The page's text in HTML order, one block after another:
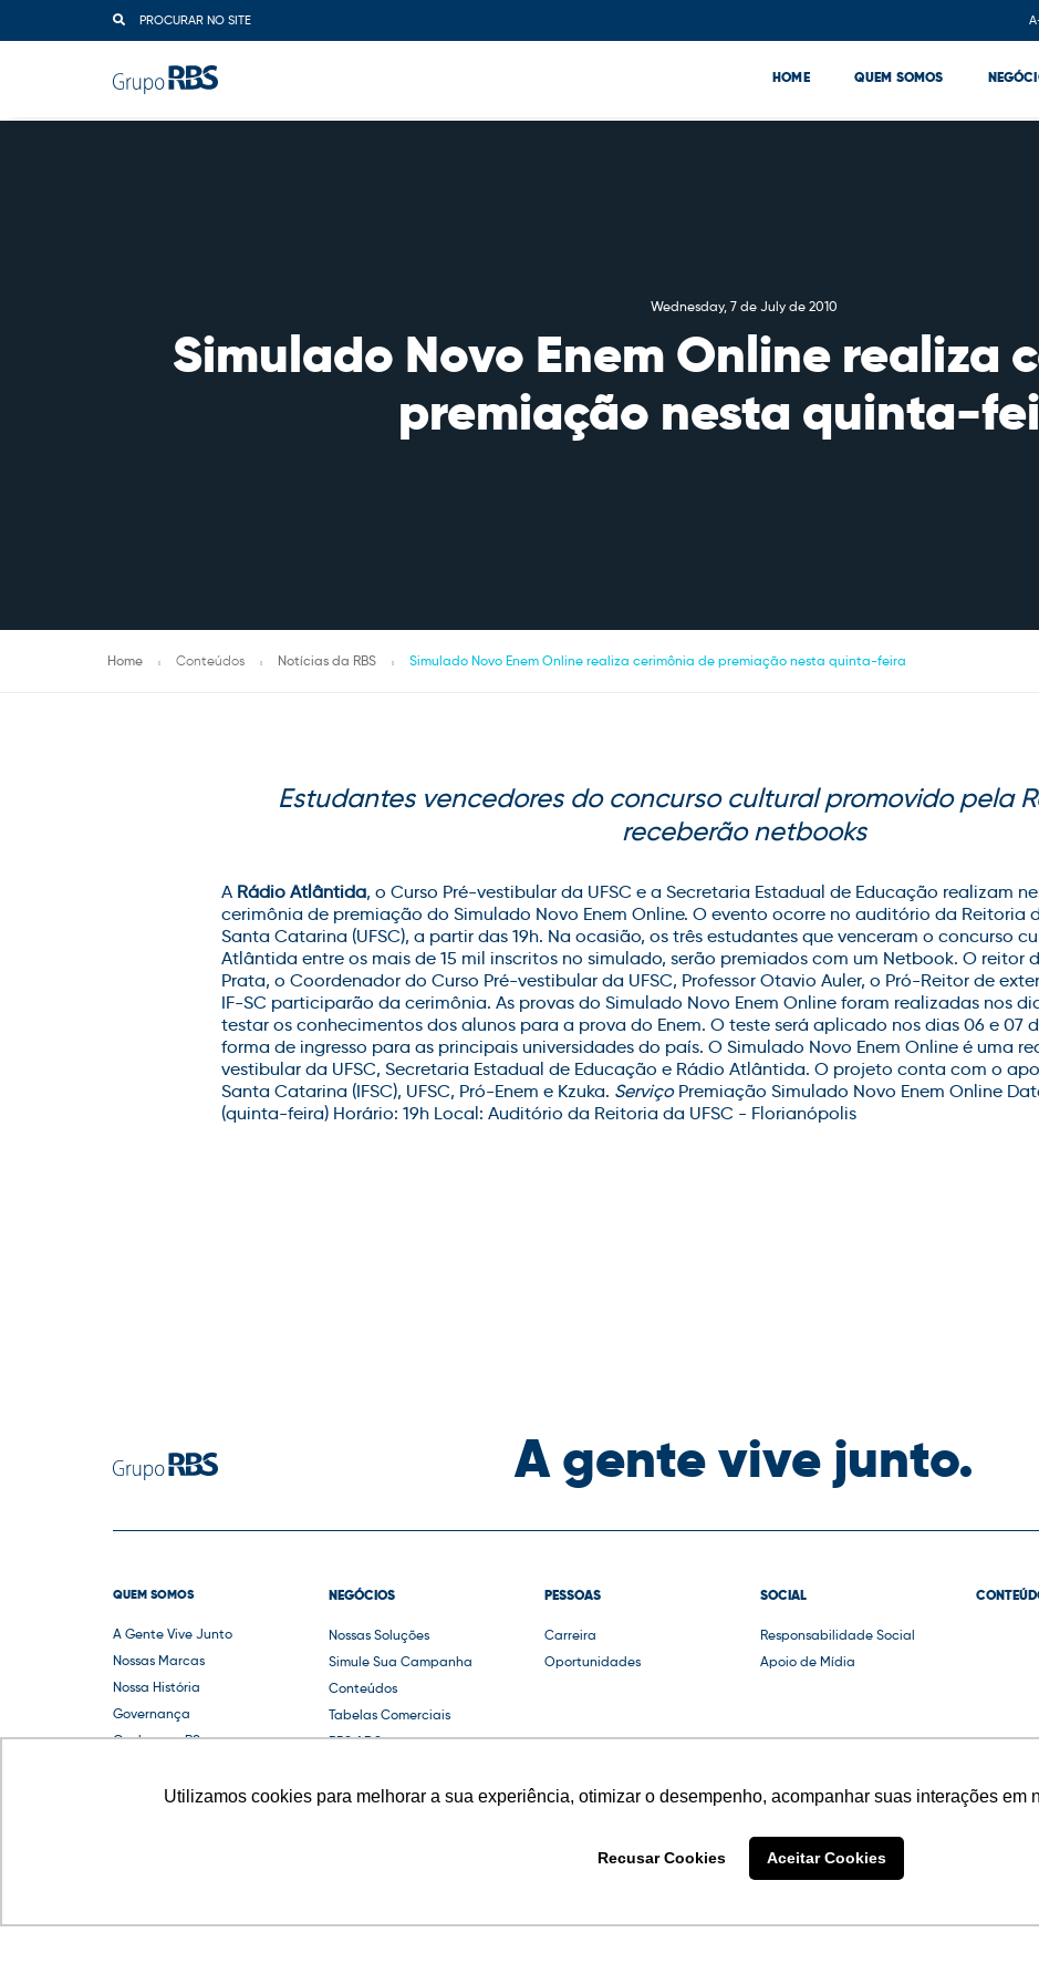
Utilizamos cookies para melhorar a sua experiência, otimizar o desempenho, acompanhar suas interações em
Recusar Cookies Aceitar Cookies
PROCURAR NO SITE
HOME QUEM SOMOS
Wednesday, 7 de July de 2010
Simulado Novo Enem Online realiza
premiação nesta quinta-
Home Conteúdos Notícias da RBS Simulado Novo Enem Online realiza cerimônia de premiação nesta quinta-feira
Estudantes vencedores do concurso cultural promovido pela
receberão netbooks
A Rádio Atlântida, o Curso Pré-vestibular da UFSC e a Secretaria Estadual de Educação realizam
cerimônia de premiação do Simulado Novo Enem Online. O evento ocorre no auditório da Reitoria
Santa Catarina (UFSC), a partir das 19h. Na ocasião, os três estudantes que venceram o concurso
Atlântida entre os mais de 15 mil inscritos no simulado, serão premiados com um Netbook. O reitor
Prata, o Coordenador do Curso Pré-vestibular da UFSC, Professor Otavio Auler, o Pró-Reitor de
IF-SC participarão da cerimônia. As provas do Simulado Novo Enem Online foram realizadas nos
testar os conhecimentos dos alunos para a prova do Enem. O teste será aplicado nos dias 06 e 07
forma de ingresso para as principais universidades do país. O Simulado Novo Enem Online é uma
vestibular da UFSC, Secretaria Estadual de Educação e Rádio Atlântida. O projeto conta com o
Santa Catarina (IFSC), UFSC, Pró-Enem e Kzuka. ServiçoPremiação Simulado Novo Enem Online
(quinta-feira) Horário: 19h Local: Auditório da Reitoria da UFSC - Florianópolis
A gente vive junto.
QUEM SOMOS
A Gente Vive Junto
Nossas Marcas
Nossa História
Governança
Conheça o RS
NEGÓCIOS
Nossas Soluções
Simule Sua Campanha
Conteúdos
Tabelas Comerciais
RBS ADS
PESSOAS
Carreira
Oportunidades
SOCIAL
Responsabilidade Social
Apoio de Mídia